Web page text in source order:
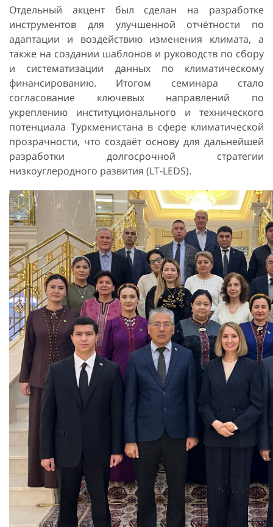
Отдельный акцент был сделан на разработке
инструментов для улучшенной отчётности по
адаптации и воздействию изменения климата, а
также на создании шаблонов и руководств по сбору
и систематизации данных по климатическому
финансированию. Итогом семинара стало
согласование ключевых направлений по
укреплению институционального и технического
потенциала Туркменистана в сфере климатической
прозрачности, что создаёт основу для дальнейшей
разработки долгосрочной стратегии
низкоуглеродного развития (LT-LEDS).